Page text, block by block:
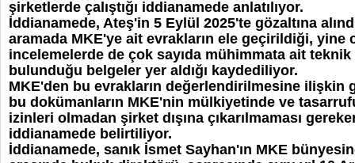
şirketlerde çalıştığı iddianamede anlatılıyor.
İddianamede, Ateş'in 5 Eylül 2025'te gözaltına
aramada MKE'ye ait evrakların ele geçirildiği, yine
incelemelerde de çok sayıda mühimmata ait
bulunduğu belgeler yer aldığı kaydediliyor.
MKE'den bu evrakların değerlendirilmesine ilişkin
bu dokümanların MKE'nin mülkiyetinde ve
izinleri olmadan şirket dışına çıkarılmaması
iddianamede belirtiliyor.
İddianamede, sanık İsmet Sayhan'ın MKE